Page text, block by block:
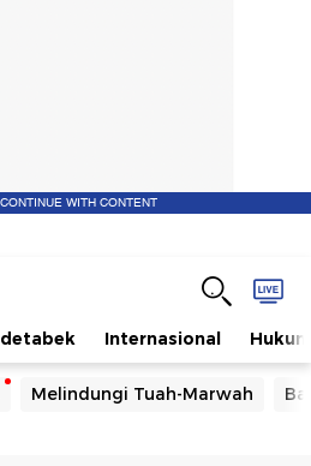
WITH CONTENT
Internasional Hukum
Melindungi Tuah-Marwah